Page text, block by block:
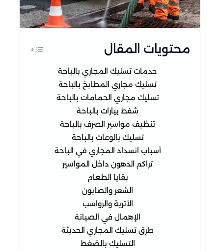
محتويات المقال
خدمات تسليك المجاري بالباحة
تسليك مجاري المطابخ بالباحة
تسليك مجاري الحمامات بالباحة
شفط بيارات بالباحة
تنظيف مواسير الصرف بالباحة
تسليك بالوعات بالباحة
أسباب انسداد المجاري في الباحة
تراكم الدهون داخل المواسير
بقايا الطعام
الشعر والصابون
الأتربة والرواسب
الإهمال في الصيانة
طرق تسليك المجاري الحديثة
التسليك بالضغط